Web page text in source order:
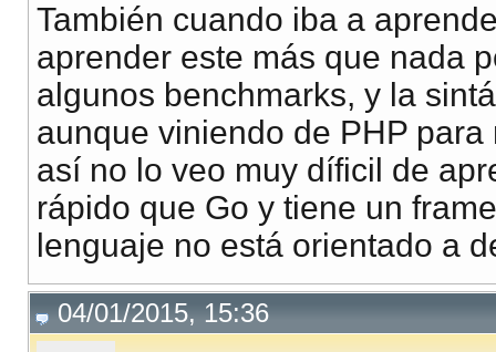
También cuando iba a
aprender este más que nada
algunos benchmarks, y la
aunque viniendo de PHP
así no lo veo muy díficil de
rápido que Go y tiene un
lenguaje no está orientado a
04/01/2015, 15:36